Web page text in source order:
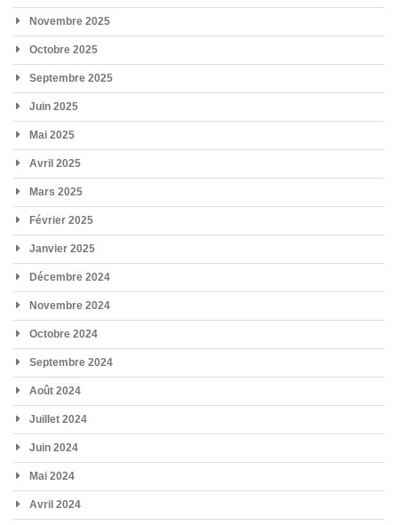
Novembre 2025
Octobre 2025
Septembre 2025
Juin 2025
Mai 2025
Avril 2025
Mars 2025
Février 2025
Janvier 2025
Décembre 2024
Novembre 2024
Octobre 2024
Septembre 2024
Août 2024
Juillet 2024
Juin 2024
Mai 2024
Avril 2024